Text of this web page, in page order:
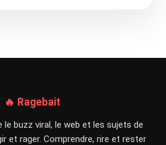
🔥 Ragebait
le buzz viral, le web et les sujets de
et rager. Comprendre, rire et rester